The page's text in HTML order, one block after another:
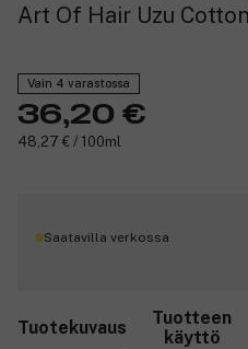
Art Of Hair Uzu
Vain 4 varastossa
36,20 €
48,27 € / 100ml
Saatavilla verkossa
Tuotekuvaus
Tuotteen
käyttö